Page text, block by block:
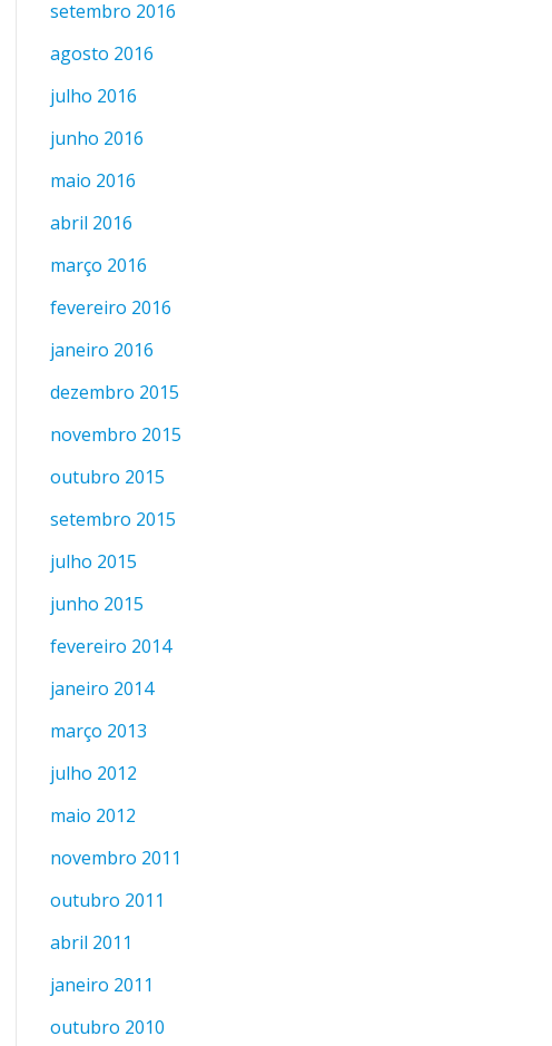
setembro 2016
agosto 2016
julho 2016
junho 2016
maio 2016
abril 2016
março 2016
fevereiro 2016
janeiro 2016
dezembro 2015
novembro 2015
outubro 2015
setembro 2015
julho 2015
junho 2015
fevereiro 2014
janeiro 2014
março 2013
julho 2012
maio 2012
novembro 2011
outubro 2011
abril 2011
janeiro 2011
outubro 2010